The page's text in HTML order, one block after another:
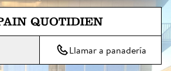
Ir directamente al contenido
significa: El pan de cada día
Llamar a panadería